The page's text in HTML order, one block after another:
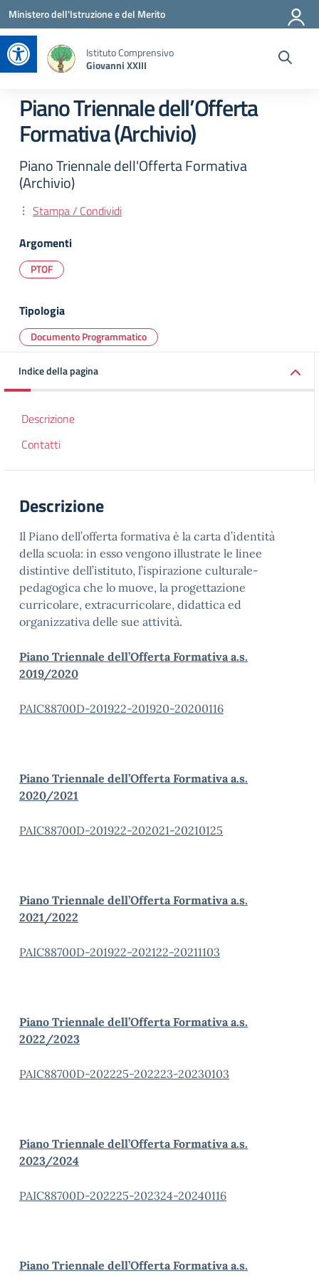
Apri la barra degli strumenti
Vai ai contenuti
Vai al menu di navigazione
Vai al footer
Ministero dell'Istruzione e del Merito
Istituto Comprensivo
Giovanni XXIII
Piano Triennale dell’Offerta
Formativa (Archivio)
Piano Triennale dell'Offerta Formativa
(Archivio)
Stampa / Condividi
Argomenti
PTOF
Tipologia
Documento Programmatico
Indice della pagina
Descrizione
Contatti
Descrizione
Il Piano dell’offerta formativa è la carta d’identità
della scuola: in esso vengono illustrate le linee
distintive dell’istituto, l’ispirazione culturale-
pedagogica che lo muove, la progettazione
curricolare, extracurricolare, didattica ed
organizzativa delle sue attività.
Piano Triennale dell’Offerta Formativa a.s.
2019/2020
PAIC88700D-201922-201920-20200116
Piano Triennale dell’Offerta Formativa a.s.
2020/2021
PAIC88700D-201922-202021-20210125
Piano Triennale dell’Offerta Formativa a.s.
2021/2022
PAIC88700D-201922-202122-20211103
Piano Triennale dell’Offerta Formativa a.s.
2022/2023
PAIC88700D-202225-202223-20230103
Piano Triennale dell’Offerta Formativa a.s.
2023/2024
PAIC88700D-202225-202324-20240116
Piano Triennale dell’Offerta Formativa a.s.